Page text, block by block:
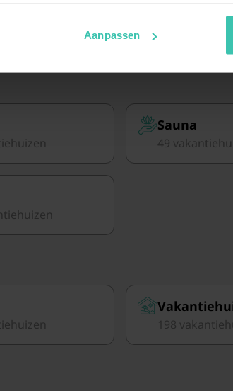
Aanpassen
in België samen
Sauna
49
198